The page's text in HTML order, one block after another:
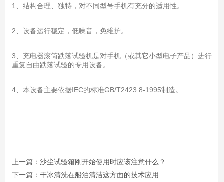
1、结构合理、独特，对不同型号手机有充分的适用性。
2、设备运行稳定，低噪音，免维护。
3、充电器滚筒跌落试验机是对手机（或其它小型电子产品）进行
重复自由跌落试验的专用设备。
4、本设备主要依据IEC的标准GB/T2423.8-1995制造。
上一篇： 沙尘试验箱刚开始使用时应该注意什么？
下一篇： 干冰清洗在船泊清洁这方面的技术应用